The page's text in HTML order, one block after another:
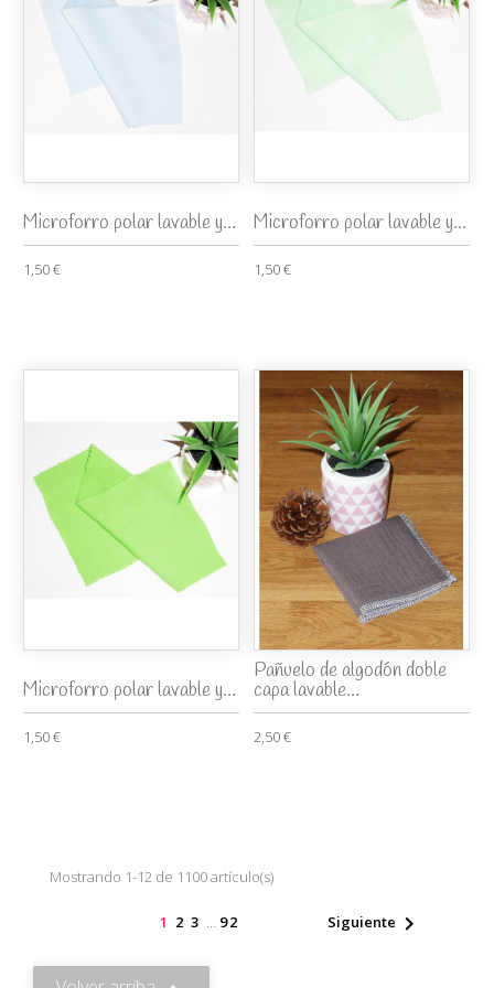
Microforro polar lavable y...
1,50 €
Microforro polar lavable y...
1,50 €
Microforro polar lavable y...
1,50 €
Pañuelo de algodón doble
capa lavable...
2,50 €
Mostrando 1-12 de 1100 artículo(s)
1 2 3 … 92 Siguiente 